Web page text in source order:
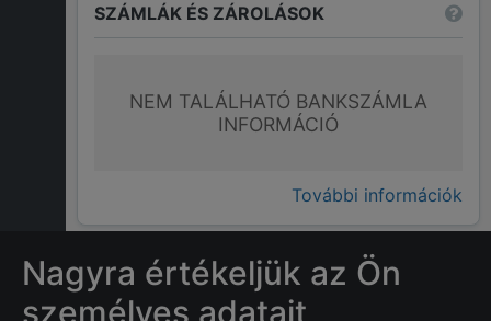
SZÁMLÁK ÉS ZÁROLÁSOK
NEM TALÁLHATÓ BANKSZÁMLA
INFORMÁCIÓ
További információk
GYAKRAN ISMÉTELT KÉRDÉSEK
Nagyra értékeljük az Ön
személyes adatait